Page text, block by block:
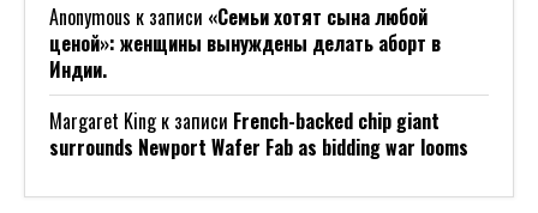
Anonymous к записи «Семьи хотят сына любой
ценой»: женщины вынуждены делать аборт в
Индии.
Margaret Kingк записи French-backed chip giant
surrounds Newport Wafer Fab as bidding war looms